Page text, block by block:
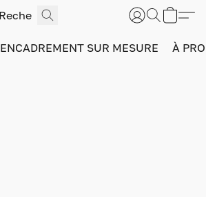
ENCADREMENT SUR MESURE À